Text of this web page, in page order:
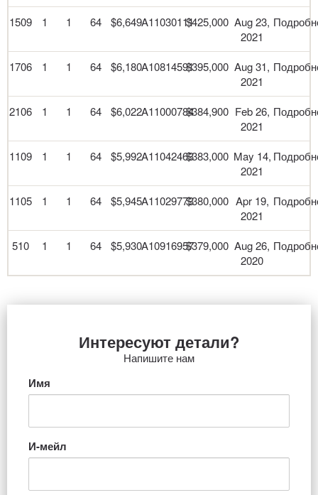
1509 1 1 64 $6,649A11030111$425,000 Aug 23,
2021
1706 1 1 64 $6,180A10814591$395,000 Aug 31,
2021
2106 1 1 64 $6,022A11000784$384,900 Feb 26,
2021
1109 1 1 64 $5,992A11042463$383,000 May 14,
2021
1105 1 1 64 $5,945A11029773$380,000 Apr 19,
2021
510 1 1 64 $5,930A10916957$379,000 Aug 26,
2020
Интересуют детали?
Напишите нам
Имя
И-мейл